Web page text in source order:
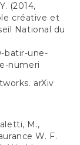
(2014,
créative et
National du
batir-une-
numeri
arXiv
M.,
W. F.